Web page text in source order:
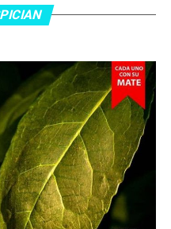
volvió a responder mal